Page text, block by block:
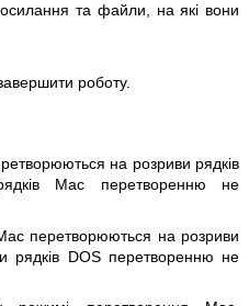
та файли, на які вони
роботу.
на розриви рядків
Mac перетворенню не
перетворюються на розриви
рядків DOS перетворенню не